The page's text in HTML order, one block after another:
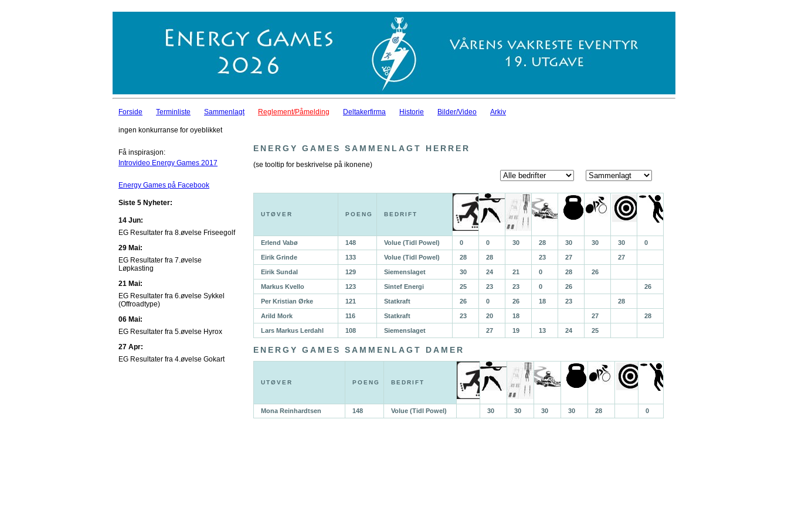
Forside Terminliste Sammenlagt Reglement/Påmelding Deltakerfirma Historie Bilder/Video Arkiv
ingen konkurranse for oyeblikket
Få inspirasjon:
Introvideo Energy Games 2017
Energy Games på Facebook
Siste 5 Nyheter:
14 Jun:
EG Resultater fra 8.øvelse Friseegolf
29 Mai:
EG Resultater fra 7.øvelse
Løpkasting
21 Mai:
EG Resultater fra 6.øvelse Sykkel
(Offroadtype)
06 Mai:
EG Resultater fra 5.øvelse Hyrox
27 Apr:
EG Resultater fra 4.øvelse Gokart
ENERGY GAMES SAMMENLAGT HERRER
(se tooltip for beskrivelse på ikonene)
UTØVER POENG BEDRIFT
Erlend Vabø 148 Volue (Tidl Powel) 0 0 30 28 30 30 30 0
Eirik Grinde 133 Volue (Tidl Powel) 28 28 23 27 27
Eirik Sundal 129 Siemenslaget 30 24 21 0 28 26
Markus Kvello 123 Sintef Energi 25 23 23 0 26 26
Per Kristian Ørke 121 Statkraft 26 0 26 18 23 28
Arild Mork 116 Statkraft 23 20 18 27 28
Lars Markus Lerdahl 108 Siemenslaget 27 19 13 24 25
ENERGY GAMES SAMMENLAGT DAMER
UTØVER POENG BEDRIFT
Mona Reinhardtsen 148 Volue (Tidl Powel) 30 30 30 30 28 0